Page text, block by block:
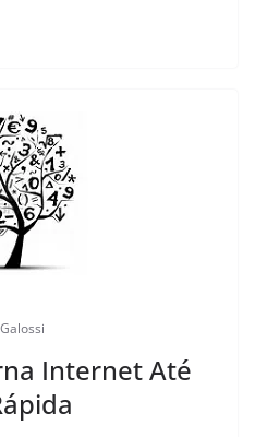
Internet Até